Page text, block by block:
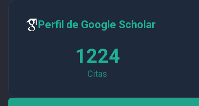
Perfil de Google Scholar
1224
Citas